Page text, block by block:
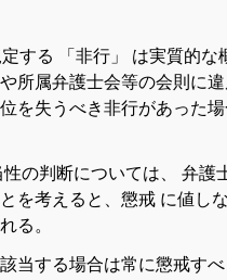
する 「非行 」 は実質的な
や所属弁護士会等の会則 に違
を失う べき非行があった
性の判断については 弁護
を考える と 懲戒 に値し
れる 。
該当する場合は常に懲戒すべ